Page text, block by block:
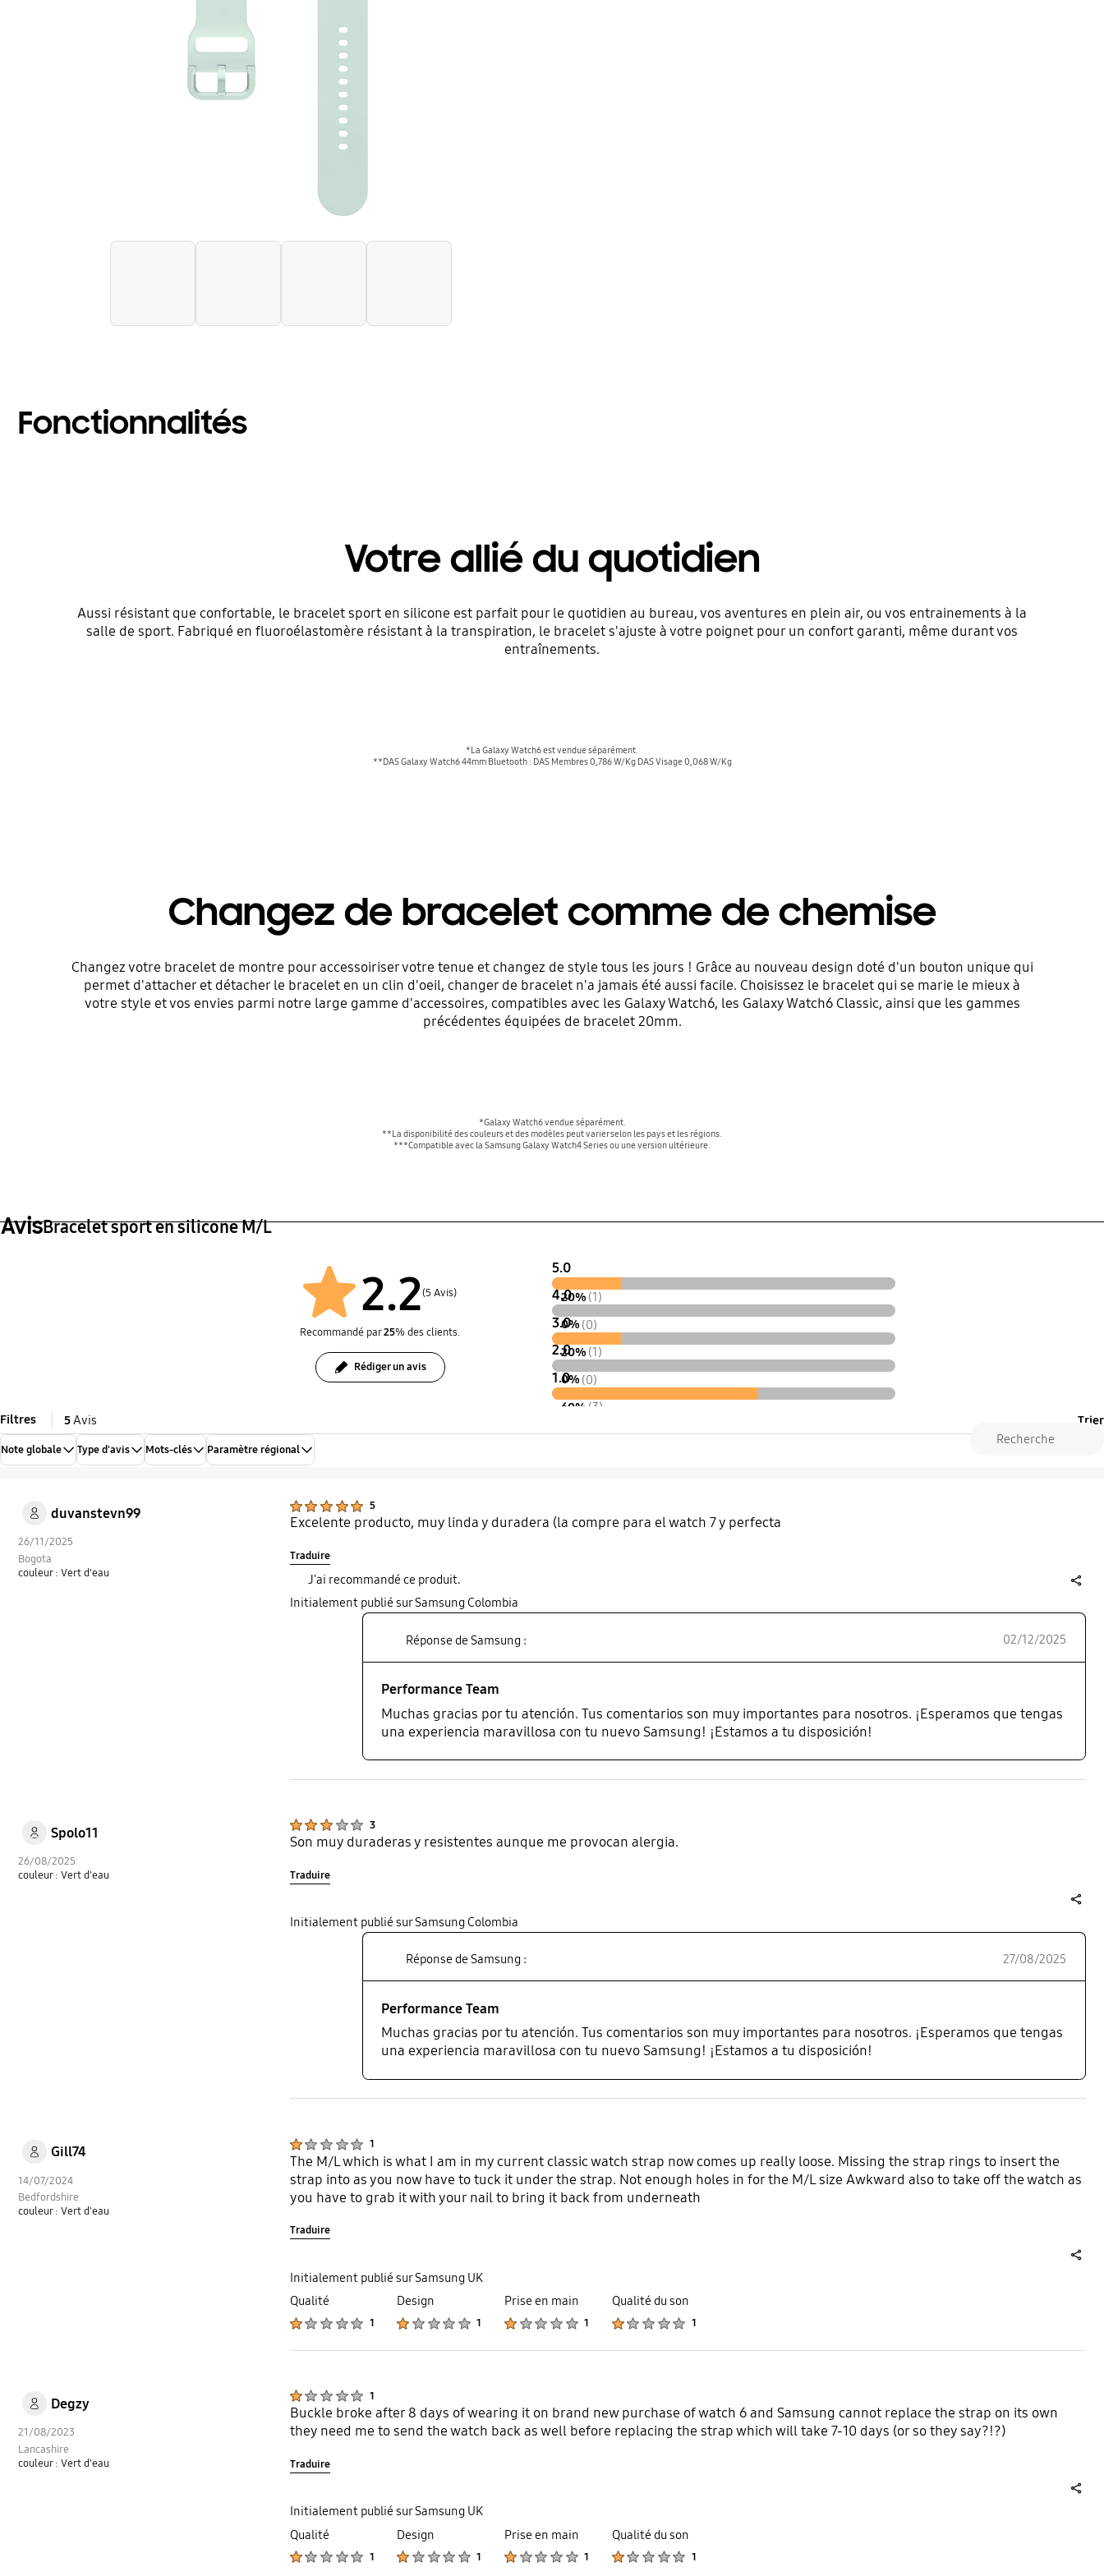
Fonctionnalités
Votre allié du quotidien
Aussi résistant que confortable, le bracelet sport en silicone est parfait pour le quotidien au bureau, vos aventures en plein air, ou vos entrainements à la
salle de sport. Fabriqué en fluoroélastomère résistant à la transpiration, le bracelet s'ajuste à votre poignet pour un confort garanti, même durant vos
entraînements.
*La Galaxy Watch6 est vendue séparément.
**DAS Galaxy Watch6 44mm Bluetooth : DAS Membres 0,786 W/Kg DAS Visage 0,068 W/Kg
Changez de bracelet comme de chemise
Changez votre bracelet de montre pour accessoiriser votre tenue et changez de style tous les jours ! Grâce au nouveau design doté d'un bouton unique qui
permet d'attacher et détacher le bracelet en un clin d'oeil, changer de bracelet n'a jamais été aussi facile. Choisissez le bracelet qui se marie le mieux à
votre style et vos envies parmi notre large gamme d'accessoires, compatibles avec les Galaxy Watch6, les Galaxy Watch6 Classic, ainsi que les gammes
précédentes équipées de bracelet 20mm.
*Galaxy Watch6 vendue séparément.
**La disponibilité des couleurs et des modèles peut varier selon les pays et les régions.
***Compatible avec la Samsung Galaxy Watch4 Series ou une version ultérieure.
AvisBracelet sport en silicone M/L
2.2(5 Avis)
Recommandé par25% des clients.
Rédiger un avis
5.0
20% (1)
4.0
0% (0)
3.0
20% (1)
2.0
0% (0)
1.0
60% (3)
Filtres
5Avis Trier
Note globale Type d'avis Mots-clés Paramètre régional
duvanstevn99
26/11/2025
Bogota
couleur : Vert d'eau
5
Excelente producto, muy linda y duradera (la compre para el watch 7 y perfecta
Traduire
J'ai recommandé ce produit.
Initialement publié sur Samsung Colombia
Réponse de Samsung : 02/12/2025
Performance Team
Muchas gracias por tu atención. Tus comentarios son muy importantes para nosotros. ¡Esperamos que tengas
una experiencia maravillosa con tu nuevo Samsung! ¡Estamos a tu disposición!
Spolo11
26/08/2025
couleur : Vert d'eau
3
Son muy duraderas y resistentes aunque me provocan alergia.
Traduire
Initialement publié sur Samsung Colombia
Réponse de Samsung : 27/08/2025
Performance Team
Muchas gracias por tu atención. Tus comentarios son muy importantes para nosotros. ¡Esperamos que tengas
una experiencia maravillosa con tu nuevo Samsung! ¡Estamos a tu disposición!
Gill74
14/07/2024
Bedfordshire
couleur : Vert d'eau
1
The M/L which is what I am in my current classic watch strap now comes up really loose. Missing the strap rings to insert the
strap into as you now have to tuck it under the strap. Not enough holes in for the M/L size Awkward also to take off the watch as
you have to grab it with your nail to bring it back from underneath
Traduire
Initialement publié sur Samsung UK
Qualité
1
Design
1
Prise en main
1
Qualité du son
1
Degzy
21/08/2023
Lancashire
couleur : Vert d'eau
1
Buckle broke after 8 days of wearing it on brand new purchase of watch 6 and Samsung cannot replace the strap on its own
they need me to send the watch back as well before replacing the strap which will take 7-10 days (or so they say?!?)
Traduire
Initialement publié sur Samsung UK
Qualité
1
Design
1
Prise en main
1
Qualité du son
1